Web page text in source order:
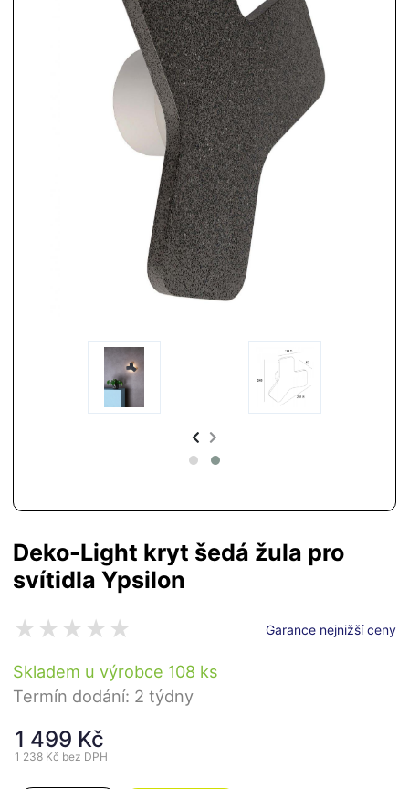
Deko-Light kryt šedá žula pro
svítidla Ypsilon
Garance nejnižší ceny
Skladem u výrobce 108 ks
Termín dodání: 2 týdny
1 499 Kč
1 238 Kč bez DPH